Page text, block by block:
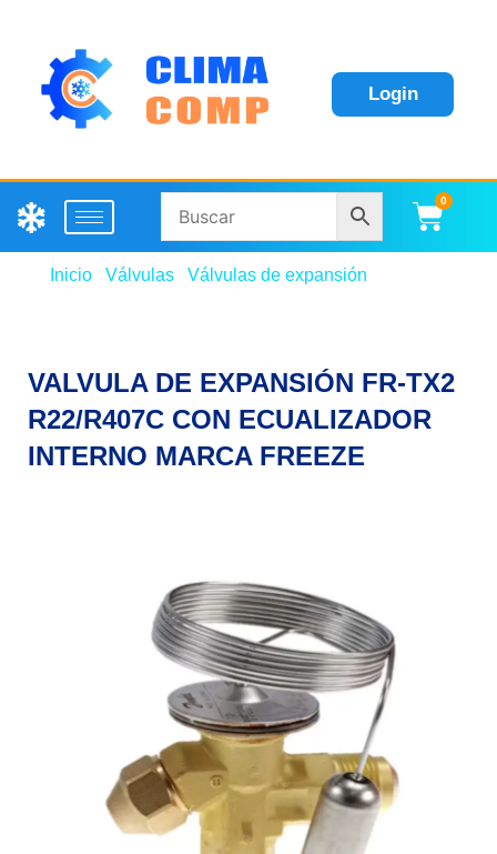
Login
0
Inicio Válvulas Válvulas de expansión
VALVULA DE EXPANSIÓN FR-TX2
R22/R407C CON ECUALIZADOR
INTERNO MARCA FREEZE